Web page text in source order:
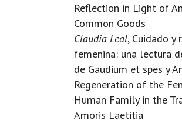
Reflection in Light of
Common Goods
Claudia Leal, Cuidado y
femenina: una lectura
de Gaudium et spes y
Regeneration of the
Human Family in the
Amoris Laetitia